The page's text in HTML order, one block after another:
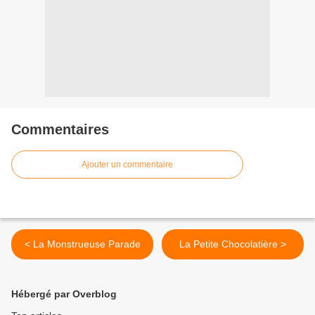
Commentaires
Ajouter un commentaire
< La Monstrueuse Parade La Petite Chocolatière >
Hébergé par Overblog